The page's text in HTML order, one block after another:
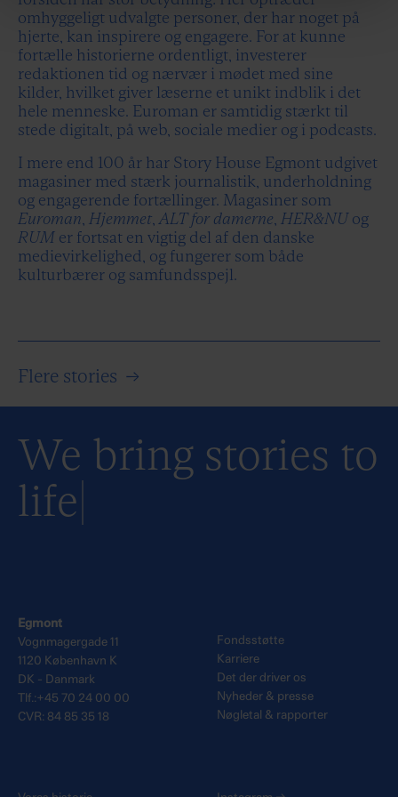
omhyggeligt udvalgte personer, der har noget på
hjerte, kan inspirere og engagere. For at kunne
fortælle historierne ordentligt, investerer
redaktionen tid og nærvær i mødet med sine
kilder, hvilket giver læserne et unikt indblik i det
hele menneske. Euroman er samtidig stærkt til
stede digitalt, på web, sociale medier og i podcasts.
I mere end 100 år har Story House Egmont udgivet
magasiner med stærk journalistik, underholdning
og engagerende fortællinger. Magasiner som
Euroman Hjemmet ALT for damerne HER&NUog
RUM er fortsat en vigtig del af den danske
medievirkelighed, og fungerer som både
kulturbærer og samfundsspejl.
Flere stories →
We bring stories to
life
Egmont
Vognmagergade 11
1120 København K
DK - Danmark
Tlf.:+45 70 24 00 00
CVR: 84 85 35 18
Fondsstøtte
Karriere
Det der driver os
Nyheder & presse
Nøgletal & rapporter